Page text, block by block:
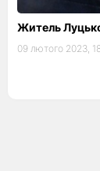
Житель
09 лютого 2023,